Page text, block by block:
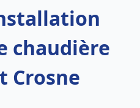
chaudière
Crosne